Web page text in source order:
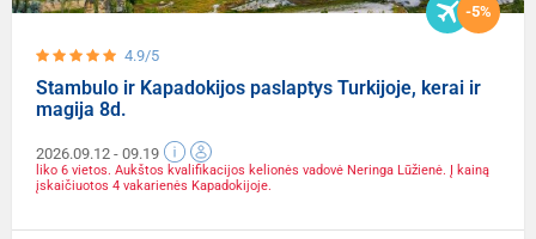
4.9/5
-5%
Stambulo ir Kapadokijos paslaptys Turkijoje, kerai ir
magija 8d.
2026.09.12 - 09.19
liko 6 vietos. Aukštos kvalifikacijos kelionės vadovė Neringa Lūžienė. Į kainą
įskaičiuotos 4 vakarienės Kapadokijoje.